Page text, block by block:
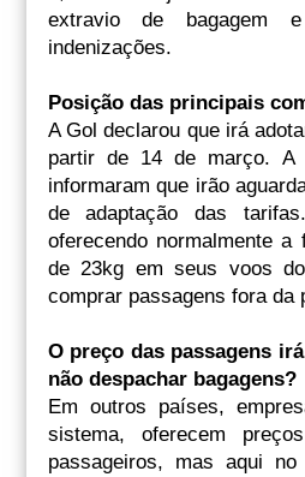
extravio de bagagem
indenizações.
Posição das principais
A Gol declarou que irá
partir de 14 de março. A
informaram que irão
de adaptação das
oferecendo normalmente a
de 23kg em seus voos
comprar passagens fora da
O preço das passagens
não despachar bagagens?
Em outros países,
sistema, oferecem
passageiros, mas aqui